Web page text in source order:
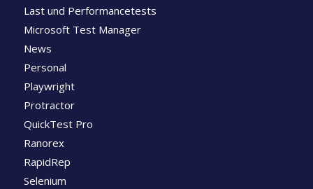
Last und Performancetests
Microsoft Test Manager
News
Personal
Playwright
Protractor
QuickTest Pro
Ranorex
RapidRep
Selenium